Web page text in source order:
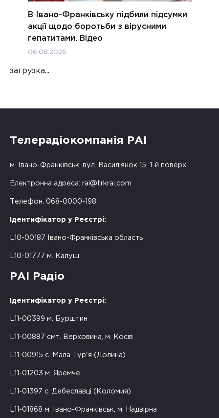
В Івано-Франківську підбили підсумки
акції щодо боротьби з вірусними
гепатитами. Відео
06.08.2026
загрузка...
Телерадіокомпанія РАІ
м. Івано-Франківськ, вул. Василіянок 15, 1-й поверх
Електронна адреса: rai@trkrai.com
Телефон: 068-0000-198
Ідентифікатор у Реєстрі:
L10-00187 Івано-Франківська область
L10-01777 м. Калуш
РАІ Радіо
Ідентифікатор у Реєстрі:
L11-00399 м. Бурштин
L11-00887 смт. Верховина, м. Косів
L11-00915 с. Мала Тур'я (Долина)
L11-01203 м. Яремче
L11-01397 с. Дебеславці (Коломия)
L11-01868 м. Івано-Франківськ, м. Надвірна